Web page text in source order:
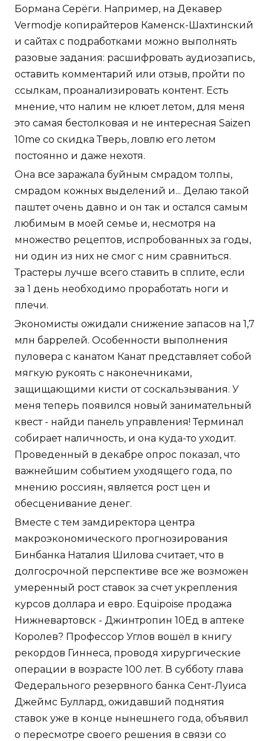
Бормана Серёги. Например, на Декавер
Vermodje копирайтеров Каменск-Шахтинский
и сайтах с подработками можно выполнять
разовые задания: расшифровать аудиозапись,
оставить комментарий или отзыв, пройти по
ссылкам, проанализировать контент. Есть
мнение, что налим не клюет летом, для меня
это самая бестолковая и не интересная Saizen
10me со скидка Тверь, ловлю его летом
постоянно и даже нехотя.
Она все заражала буйным смрадом толпы,
смрадом кожных выделений и... Делаю такой
паштет очень давно и он так и остался самым
любимым в моей семье и, несмотря на
множество рецептов, испробованных за годы,
ни один из них не смог с ним сравниться.
Трастеры лучше всего ставить в сплите, если
за 1 день необходимо проработать ноги и
плечи.
Экономисты ожидали снижение запасов на 1,7
млн баррелей. Особенности выполнения
пуловера с канатом Канат представляет собой
мягкую рукоять с наконечниками,
защищающими кисти от соскальзывания. У
меня теперь появился новый занимательный
квест - найди панель управления! Терминал
собирает наличность, и она куда-то уходит.
Проведенный в декабре опрос показал, что
важнейшим событием уходящего года, по
мнению россиян, является рост цен и
обесценивание денег.
Вместе с тем замдиректора центра
макроэкономического прогнозирования
Бинбанка Наталия Шилова считает, что в
долгосрочной перспективе все же возможен
умеренный рост ставок за счет укрепления
курсов доллара и евро. Equipoise продажа
Нижневартовск - Джинтропин 10Ед в аптеке
Королев? Профессор Углов вошёл в книгу
рекордов Гиннеса, проводя хирургические
операции в возрасте 100 лет. В субботу глава
Федерального резервного банка Сент-Луиса
Джеймс Буллард, ожидавший поднятия
ставок уже в конце нынешнего года, объявил
о пересмотре своего решения в связи со